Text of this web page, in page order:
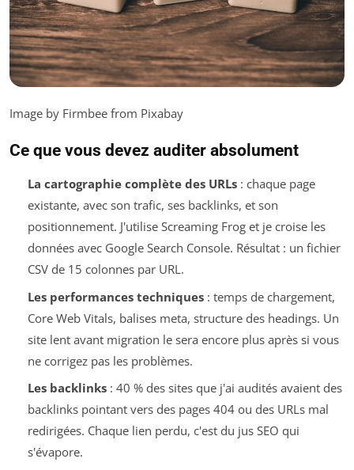
Image by Firmbee from Pixabay
Ce que vous devez auditer absolument
La cartographie complète des URLs: chaque page
existante, avec son trafic, ses backlinks, et son
positionnement. J'utilise Screaming Frog et je croise les
données avec Google Search Console. Résultat : un fichier
CSV de 15 colonnes par URL.
Les performances techniques: temps de chargement,
Core Web Vitals, balises meta, structure des headings. Un
site lent avant migration le sera encore plus après si vous
ne corrigez pas les problèmes.
Les backlinks: 40 % des sites que j'ai audités avaient des
backlinks pointant vers des pages 404 ou des URLs mal
redirigées. Chaque lien perdu, c'est du jus SEO qui
s'évapore.